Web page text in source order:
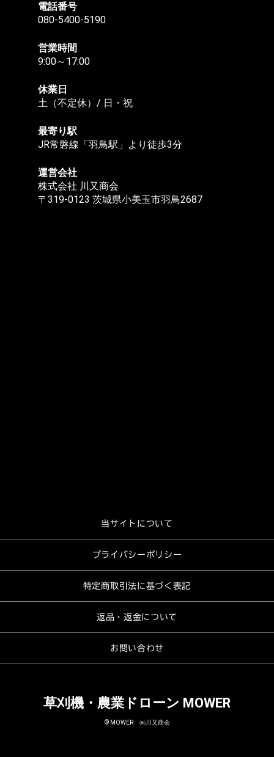
電話番号
080-5400-5190
営業時間
9:00～17:00
休業日
土（不定休）/ 日・祝
最寄り駅
JR常磐線「羽鳥駅」より徒歩3分
運営会社
株式会社 川又商会
〒319-0123 茨城県小美玉市羽鳥2687
当サイトについて
プライバシーポリシー
特定商取引法に基づく表記
返品・返金について
お問い合わせ
草刈機・農業ドローン MOWER
© MOWER ㈱川又商会